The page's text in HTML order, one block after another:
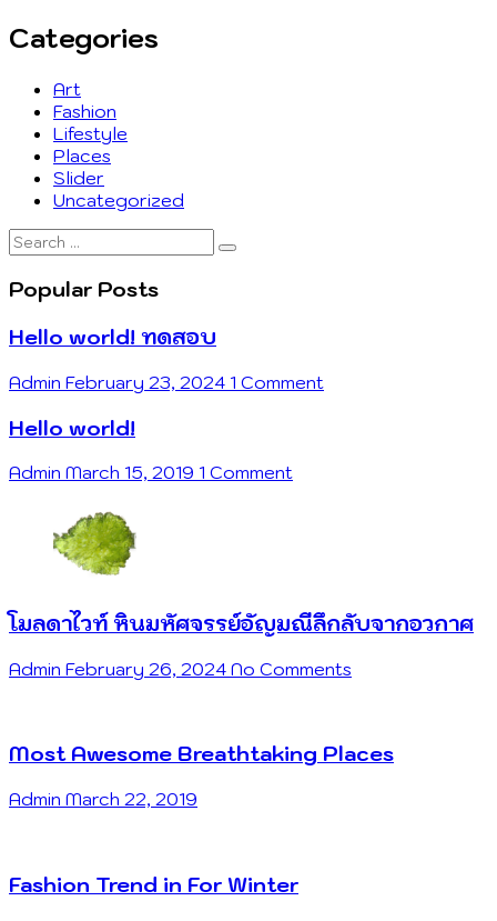
Categories
Art
Fashion
Lifestyle
Places
Slider
Uncategorized
Search
…
Popular Posts
Hello world! ทดสอบ
Admin February 23, 2024 1 Comment
Hello world!
Admin March 15, 2019 1 Comment
โมลดาไวท์ หินมหัศจรรย์อัญมณีลึกลับจากอวกาศ
Admin February 26, 2024 No Comments
Most Awesome Breathtaking Places
Admin March 22, 2019
Fashion Trend in For Winter